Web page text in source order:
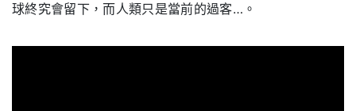
球終究會留下，而人類只是當前的過客…。